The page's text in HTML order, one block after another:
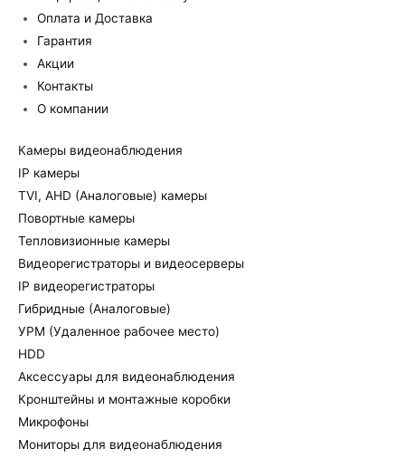
Оплата и Доставка
Гарантия
Акции
Контакты
О компании
Камеры видеонаблюдения
IP камеры
TVI, AHD (Аналоговые) камеры
Повортные камеры
Тепловизионные камеры
Видеорегистраторы и видеосерверы
IP видеорегистраторы
Гибридные (Аналоговые)
УРМ (Удаленное рабочее место)
HDD
Аксессуары для видеонаблюдения
Кронштейны и монтажные коробки
Микрофоны
Мониторы для видеонаблюдения